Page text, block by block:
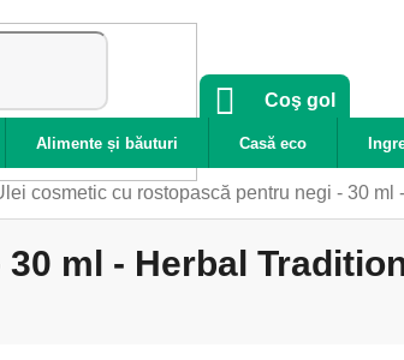
COŞ
CUMPĂRĂTURI
Coş gol
Alimente și băuturi Casă eco
cosmetic cu rostopască pentru negi - 30 ml
ml - Herbal